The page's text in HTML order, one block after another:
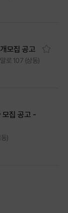
모집 공고
로 107 (상동)
모집 공고 -
)